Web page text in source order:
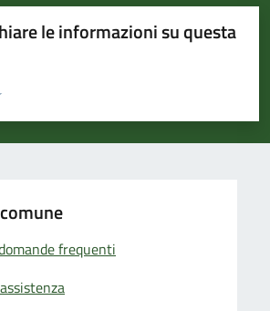
le informazioni su questa
pagina
5 stelle su 5
stelle su 5
su 5
5
frequenti